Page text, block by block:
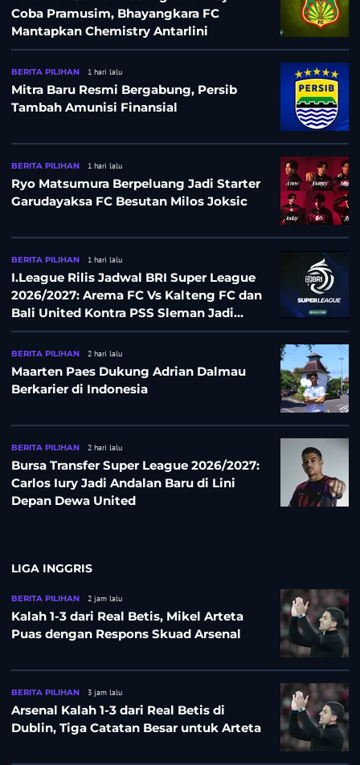
Coba Pramusim, Bhayangkara FC
Mantapkan Chemistry Antarlini
BERITA PILIHAN 1 hari lalu
Mitra Baru Resmi Bergabung, Persib
Tambah Amunisi Finansial
BERITA PILIHAN 1 hari lalu
Ryo Matsumura Berpeluang Jadi Starter
Garudayaksa FC Besutan Milos Joksic
BERITA PILIHAN 1 hari lalu
I.League Rilis Jadwal BRI Super League
2026/2027: Arema FC Vs Kalteng FC dan
Bali United Kontra PSS Sleman Jadi
Pembuka pada 4 September
BERITA PILIHAN 2 hari lalu
Maarten Paes Dukung Adrian Dalmau
Berkarier di Indonesia
BERITA PILIHAN 2 hari lalu
Bursa Transfer Super League 2026/2027:
Carlos Iury Jadi Andalan Baru di Lini
Depan Dewa United
LIGA INGGRIS
BERITA PILIHAN 2 jam lalu
Kalah 1-3 dari Real Betis, Mikel Arteta
Puas dengan Respons Skuad Arsenal
BERITA PILIHAN 3 jam lalu
Arsenal Kalah 1-3 dari Real Betis di
Dublin, Tiga Catatan Besar untuk Arteta